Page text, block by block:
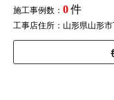
施工事例数： 0件
工事店住所：山形県山形